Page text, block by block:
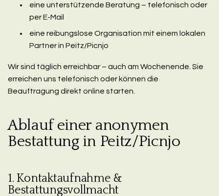
eine unterstützende Beratung – telefonisch oder
per E-Mail
eine reibungslose Organisation mit einem lokalen
Partner in Peitz/Picnjo
Wir sind täglich erreichbar – auch am Wochenende. Sie
erreichen uns telefonisch oder können die
Beauftragung direkt online starten.
Ablauf einer anonymen
Bestattung in Peitz/Picnjo
1. Kontaktaufnahme &
Bestattungsvollmacht